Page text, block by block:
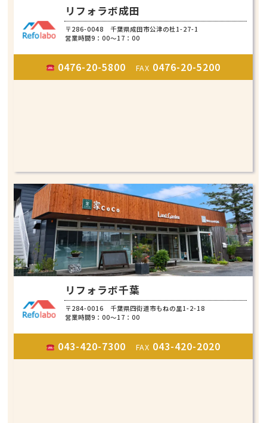
リフォラボ成田
〒286-0048 千葉県成田市公津の杜1-27-1
営業時間9：00～17：00
0476-20-5800FAX 0476-20-5200
リフォラボ千葉
〒284-0016 千葉県四街道市もねの里1-2-18
営業時間9：00～17：00
043-420-7300FAX 043-420-2020